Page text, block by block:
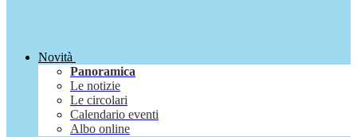
Novità
Panoramica
Le notizie
Le circolari
Calendario eventi
Albo online